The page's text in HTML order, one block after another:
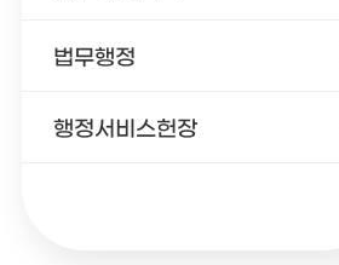
법무행정
행정서비스헌장